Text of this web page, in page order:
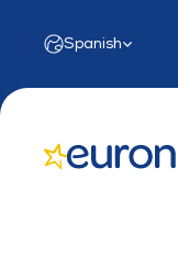
Select Language
Spanish